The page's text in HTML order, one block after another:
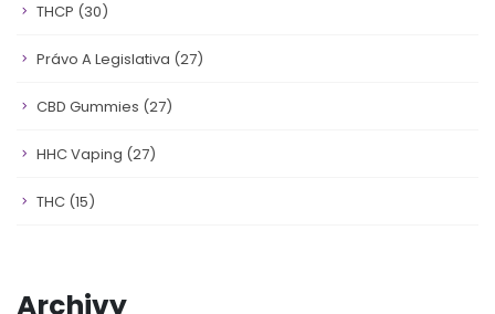
THCP (30)
Právo A Legislativa (27)
CBD Gummies (27)
HHC Vaping (27)
THC (15)
Archivy